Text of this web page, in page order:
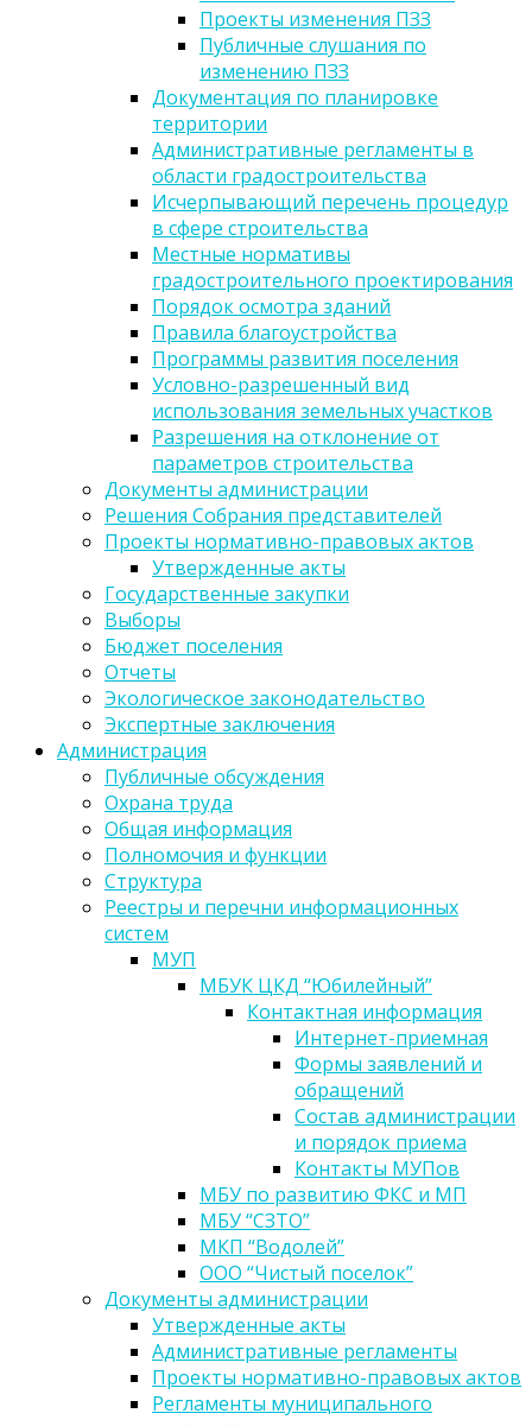
Проекты изменения ПЗЗ
Публичные слушания по
изменению ПЗЗ
Документация по планировке
территории
Административные регламенты в
области градостроительства
Исчерпывающий перечень процедур
в сфере строительства
Местные нормативы
градостроительного проектирования
Порядок осмотра зданий
Правила благоустройства
Программы развития поселения
Условно-разрешенный вид
использования земельных участков
Разрешения на отклонение от
параметров строительства
Документы администрации
Решения Собрания представителей
Проекты нормативно-правовых актов
Утвержденные акты
Государственные закупки
Выборы
Бюджет поселения
Отчеты
Экологическое законодательство
Экспертные заключения
Администрация
Публичные обсуждения
Охрана труда
Общая информация
Полномочия и функции
Структура
Реестры и перечни информационных
систем
МУП
МБУК ЦКД “Юбилейный”
Контактная информация
Интернет-приемная
Формы заявлений и
обращений
Состав администрации
и порядок приема
Контакты МУПов
МБУ по развитию ФКС и МП
МБУ “СЗТО”
МКП “Водолей”
ООО “Чистый поселок”
Документы администрации
Утвержденные акты
Административные регламенты
Проекты нормативно-правовых актов
Регламенты муниципального